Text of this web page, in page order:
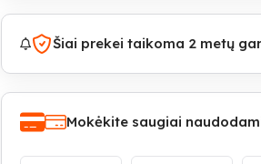
Šiai prekei taikoma 2 metų
Mokėkite saugiai